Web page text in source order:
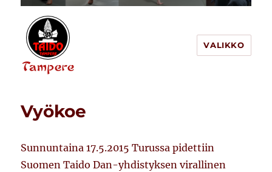
VALIKKO
Vyökoe
Sunnuntaina 17.5.2015 Turussa pidettiin
Suomen Taido Dan-yhdistyksen virallinen